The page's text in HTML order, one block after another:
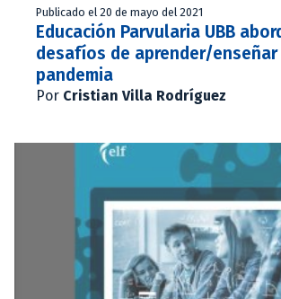
Publicado el 20 de mayo del 2021
Educación Parvularia UBB
desafíos de aprender/
pandemia
Por Cristian Villa Rodríguez